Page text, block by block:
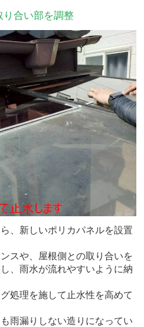
り合い部を調整
、新しいポリカパネルを設置
スや、屋根側との取り合いを
、雨水が流れやすいように納
処理を施して止水性を高めて
雨漏りしない造りになってい